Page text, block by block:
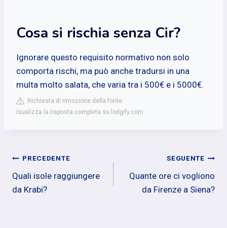
Cosa si rischia senza Cir?
Ignorare questo requisito normativo non solo
comporta rischi, ma può anche tradursi in una
multa molto salata, che varia tra i 500€ e i 5000€.
Richiesta di rimozione della fonte
isualizza la risposta completa su lodgify.com
Navigazione
articoli
PRECEDENTE
Quali isole raggiungere
da Krabi?
SEGUENTE
Quante ore ci vogliono
da Firenze a Siena?